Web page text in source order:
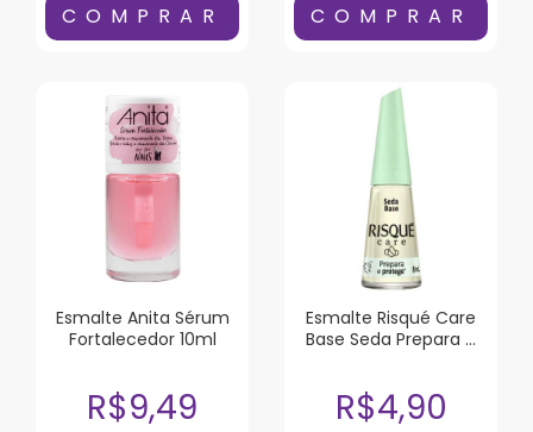
Esmalte Anita Sérum
Fortalecedor 10ml
R$9,49
Esmalte Risqué Care
Base Seda Prepara e
R$4,90